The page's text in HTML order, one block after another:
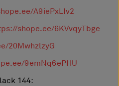
A9iePxLIv2
shope.ee/6KVvqyTbge
20MwhzlzyG
9emNq6ePHU
144: